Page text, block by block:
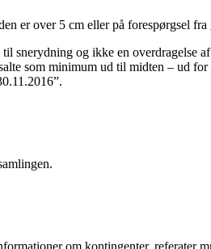
er over 5 cm eller på forespørgsel fra
snerydning og ikke en overdragelse
som minimum ud til midten – ud
om kontingenter, referater